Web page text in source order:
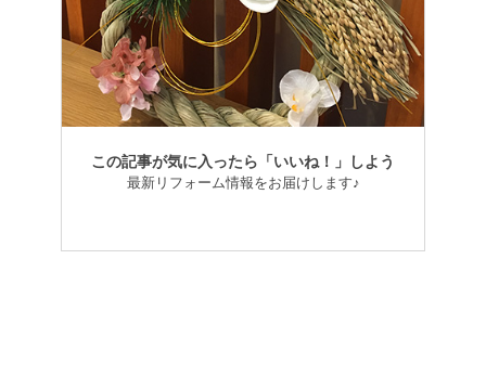
この記事が気に入ったら「いいね！」しよう
最新リフォーム情報をお届けします♪